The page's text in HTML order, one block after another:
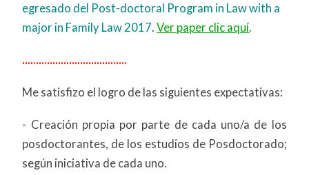
egresado del Post-doctoral Program in Law with a
major in Family Law 2017.Ver paper clic aquí.
......................................
Me satisfizo el logro de las siguientes expectativas:
- Creación propia por parte de cada uno/a de los
posdoctorantes, de los estudios de Posdoctorado;
según iniciativa de cada uno.